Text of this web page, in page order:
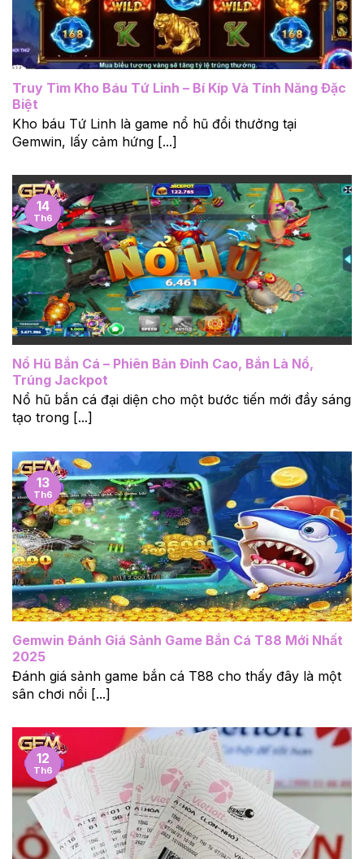
Truy Tìm Kho Báu Tứ Linh – Bí Kíp Và Tính Năng Đặc
Biệt
Kho báu Tứ Linh là game nổ hũ đổi thưởng tại
Gemwin, lấy cảm hứng [...]
Nổ Hũ Bắn Cá – Phiên Bản Đỉnh Cao, Bắn Là Nổ,
Trúng Jackpot
Nổ hũ bắn cá đại diện cho một bước tiến mới đầy sáng
tạo trong [...]
14
Th6
Gemwin Đánh Giá Sảnh Game Bắn Cá T88 Mới Nhất
2025
Đánh giá sảnh game bắn cá T88 cho thấy đây là một
sân chơi nổi [...]
13
Th6
12
Th6